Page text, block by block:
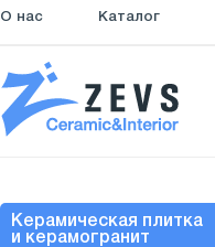
О нас Каталог
Керамическая плитка
и керамогранит